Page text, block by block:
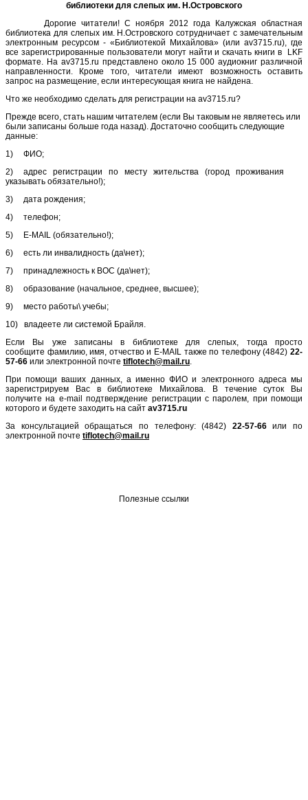
библиотеки для слепых им. Н.Островского
Дорогие читатели! С ноября 2012 года Калужская областная
библиотека для слепых им. Н.Островского сотрудничает с замечательным
электронным ресурсом - «Библиотекой Михайлова» (или av3715.ru), где
все зарегистрированные пользователи могут найти и скачать книги в LKF
формате. На av3715.ru представлено около 15 000 аудиокниг различной
направленности. Кроме того, читатели имеют возможность оставить
запрос на размещение, если интересующая книга не найдена.
Что же необходимо сделать для регистрации на av3715.ru?
Прежде всего, стать нашим читателем (если Вы таковым не являетесь или
были записаны больше года назад). Достаточно сообщить следующие
данные:
1) ФИО;
2) адрес регистрации по месту жительства (город проживания
указывать обязательно!);
3) дата рождения;
4) телефон;
5) Е-МАIL (обязательно!);
6) есть ли инвалидность (да\нет);
7) принадлежность к ВОС (да\нет);
8) образование (начальное, среднее, высшее);
9) место работы\ учебы;
10) владеете ли системой Брайля.
Если Вы уже записаны в библиотеке для слепых, тогда просто
сообщите фамилию, имя, отчество и E-MAIL также по телефону (4842) 22-
57-66 или электронной почте tiflotech@mail.ru
При помощи ваших данных, а именно ФИО и электронного адреса мы
зарегистрируем Вас в библиотеке Михайлова. В течение суток Вы
получите на е-mail подтверждение регистрации с паролем, при помощи
которого и будете заходить на сайт av3715.ru
За консультацией обращаться по телефону: (4842) 22-57-66или по
электронной почте tiflotech@mail.ru
Полезные ссылки